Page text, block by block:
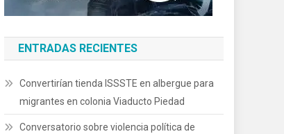
ENTRADAS RECIENTES
Convertirían tienda ISSSTE en albergue para
migrantes en colonia Viaducto Piedad
Conversatorio sobre violencia política de